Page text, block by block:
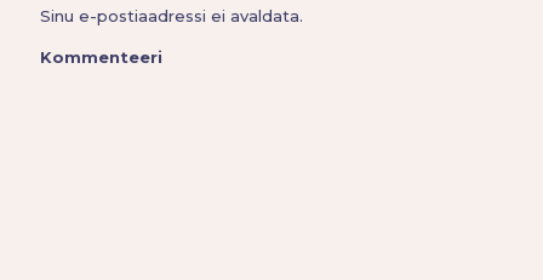
Sinu e-postiaadressi ei avaldata.
Kommenteeri